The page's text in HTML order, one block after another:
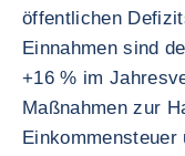
öffentlichen
Einnahmen sind
+16 % im
Maßnahmen zur